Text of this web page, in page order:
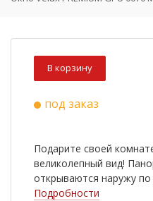
В корзину
под заказ
Подарите своей
великолепный вид!
открываются наружу по
Подробности